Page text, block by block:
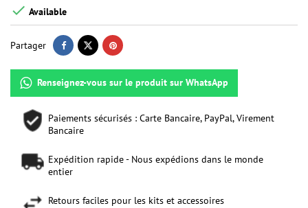
 Available
Partager
Renseignez-vous sur le produit sur WhatsApp
Paiements sécurisés : Carte Bancaire, PayPal, Virement
Bancaire
Expédition rapide - Nous expédions dans le monde
entier
Retours faciles pour les kits et accessoires